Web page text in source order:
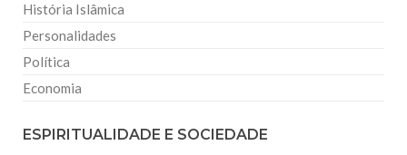
História Islâmica
Personalidades
Política
Economia
ESPIRITUALIDADE E SOCIEDADE